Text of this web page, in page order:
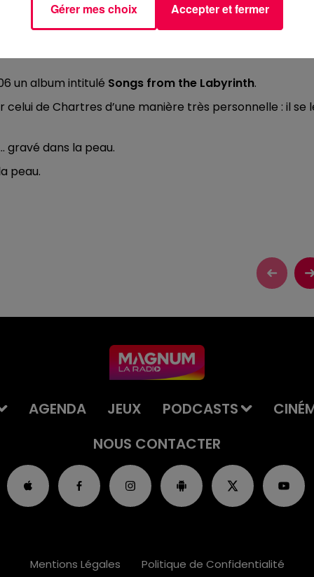
dans le jardin de sa maison en Angleterre. Il
Google Earth.
un album intitulé Songs from the Labyrinth.
de Chartres d’une manière très personnelle : il se
gravé dans la peau.
peau.
AGENDA JEUX PODCASTS
NOUS CONTACTER
Mentions Légales Politique de Confidentialité
Gérer mes choix Accepter et fermer